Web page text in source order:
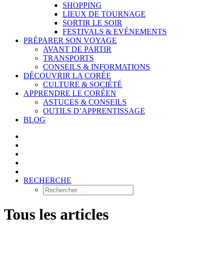
SHOPPING
LIEUX DE TOURNAGE
SORTIR LE SOIR
FESTIVALS & EVÉNEMENTS
PRÉPARER SON VOYAGE
AVANT DE PARTIR
TRANSPORTS
CONSEILS & INFORMATIONS
DÉCOUVRIR LA CORÉE
CULTURE & SOCIÉTÉ
APPRENDRE LE CORÉEN
ASTUCES & CONSEILS
OUTILS D’APPRENTISSAGE
BLOG
RECHERCHE
Tous les articles